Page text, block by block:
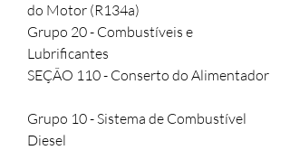
do Motor (R134a)
Grupo 20 - Combustíveis e
Lubrificantes
SEÇÃO 110 - Conserto do Alimentador
Grupo 10 - Sistema de Combustível
Diesel